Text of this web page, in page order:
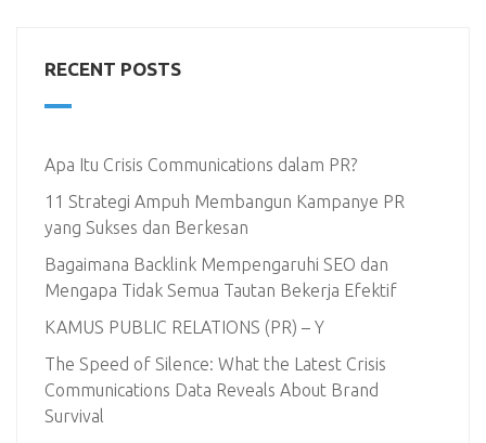
RECENT POSTS
Apa Itu Crisis Communications dalam PR?
11 Strategi Ampuh Membangun Kampanye PR
yang Sukses dan Berkesan
Bagaimana Backlink Mempengaruhi SEO dan
Mengapa Tidak Semua Tautan Bekerja Efektif
KAMUS PUBLIC RELATIONS (PR) – Y
The Speed of Silence: What the Latest Crisis
Communications Data Reveals About Brand
Survival